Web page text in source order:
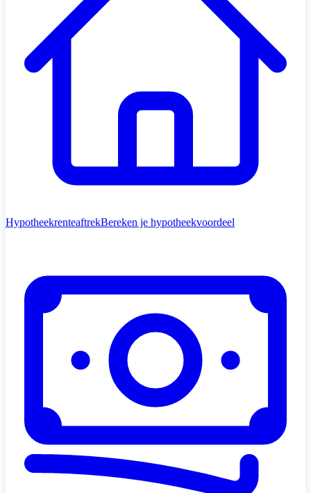
HypotheekrenteaftrekBereken je hypotheekvoordeel